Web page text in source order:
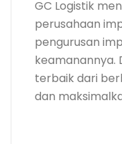
GC Logistik
perusahaan
pengurusan
keamanannya.
terbaik dari
dan